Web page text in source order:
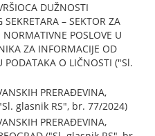
DUŽNOSTI
– SEKTOR ZA
POSLOVE U
ZA INFORMACIJE OD
PODATAKA O LIČNOSTI ("Sl.
PRERAĐEVINA,
glasnik RS", br. 77/2024)
PRERAĐEVINA,